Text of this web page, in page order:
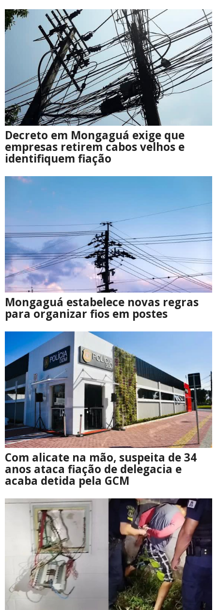
Decreto em Mongaguá exige que
empresas retirem cabos velhos e
identifiquem fiação
Mongaguá estabelece novas regras
para organizar fios em postes
Com alicate na mão, suspeita de 34
anos ataca fiação de delegacia e
acaba detida pela GCM